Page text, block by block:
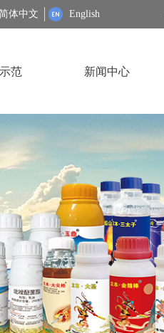
体中文 English
范 新闻中心